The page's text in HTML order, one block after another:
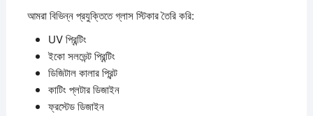
আমরা বিভিন্ন প্রযুক্তিতে গ্লাস স্টিকার তৈরি করি:
UV প্রিন্টিং
ইকো সলভেন্ট প্রিন্টিং
ডিজিটাল কালার প্রিন্ট
কাটিং প্লটার ডিজাইন
ফ্রস্টেড ডিজাইন